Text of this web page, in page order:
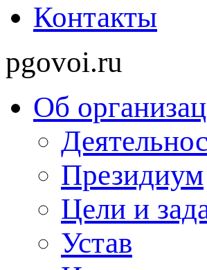
Контакты
pgovoi.ru
Об
Президиум
Цели и
Устав